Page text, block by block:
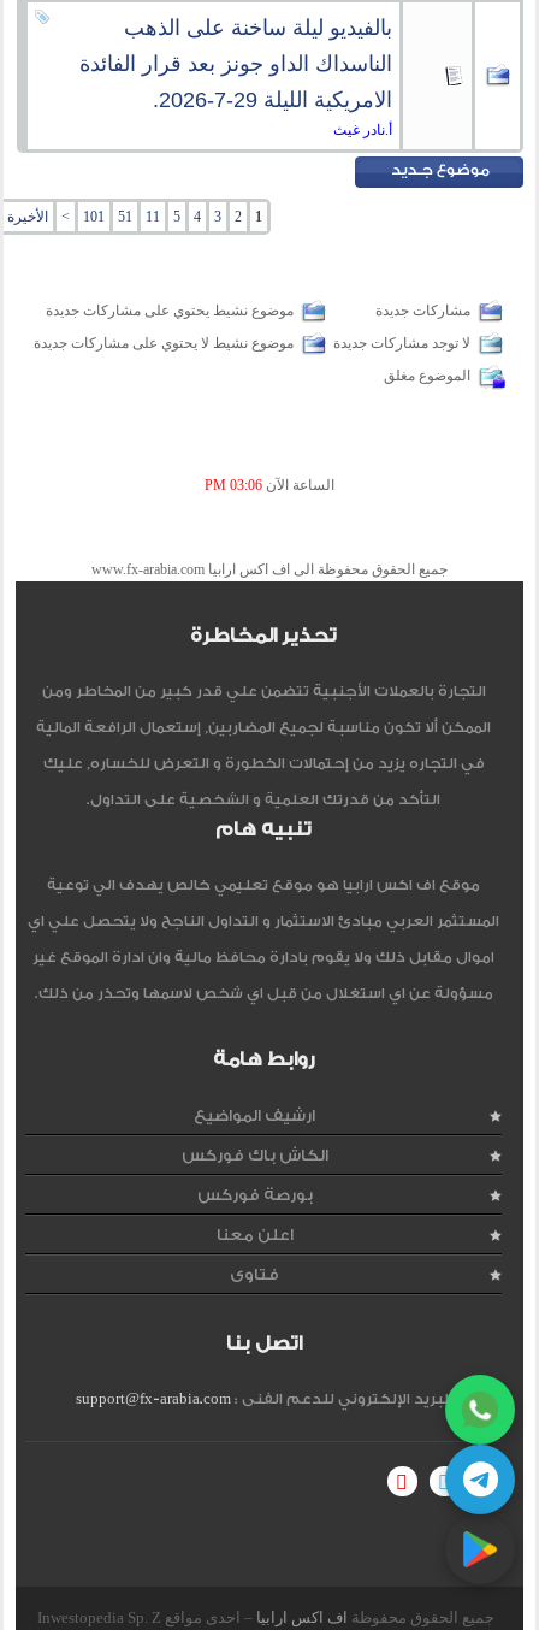
بالفيديو ليلة ساخنة على الذهب
الناسداك الداو جونز بعد قرار الفائدة
الامريكية الليلة 29-7-2026.
أ.نادر غيث
1
2
3
4
5
11
51
101
> الأخيرة
مشاركات جديدة
موضوع نشيط يحتوي على مشاركات جديدة
لا توجد مشاركات جديدة
موضوع نشيط لا يحتوي على مشاركات جديدة
الموضوع مغلق
الساعة الآن 03:06 PM
جميع الحقوق محفوظة الى اف اكس ارابيا www.fx-arabia.com
تحذير المخاطرة
التجارة بالعملات الأجنبية تتضمن علي قدر كبير من المخاطر ومن
الممكن ألا تكون مناسبة لجميع المضاربين, إستعمال الرافعة المالية
في التجاره يزيد من إحتمالات الخطورة و التعرض للخساره, عليك
التأكد من قدرتك العلمية و الشخصية على التداول.
تنبيه هام
موقع اف اكس ارابيا هو موقع تعليمي خالص يهدف الي توعية
المستثمر العربي مبادئ الاستثمار و التداول الناجح ولا يتحصل علي اي
اموال مقابل ذلك ولا يقوم بادارة محافظ مالية وان ادارة الموقع غير
مسؤولة عن اي استغلال من قبل اي شخص لاسمها وتحذر من ذلك.
روابط هامة
ارشيف المواضيع
الكاش باك فوركس
بورصة فوركس
اعلن معنا
فتاوى
اتصل بنا
البريد الإلكتروني للدعم الفنى :support@fx-arabia.com
جميع الحقوق محفوظة اف اكس ارابيا
– احدى مواقع Inwestopedia Sp. Z